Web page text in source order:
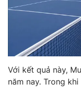
VTV Sức khoẻ
Thị trường 24h
Với kết quả này,
năm nay. Trong